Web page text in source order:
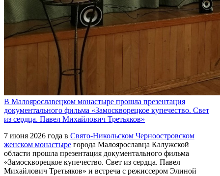
В Малоярославецком монастыре прошла презентация
документального фильма «Замоскворецкое купечество. Свет
из сердца. Павел Михайлович Третьяков»
7 июня 2026 года в Свято-Никольском Черноостровском
женском монастыре города Малоярославца Калужской
области прошла презентация документального фильма
«Замоскворецкое купечество. Свет из сердца. Павел
Михайлович Третьяков» и встреча с режиссером Элиной